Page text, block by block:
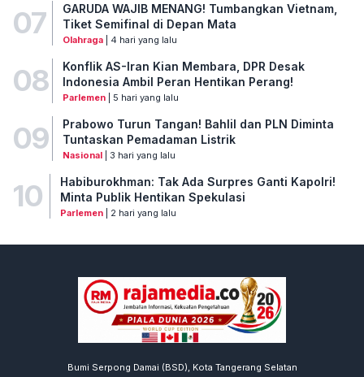
07
GARUDA WAJIB MENANG! Tumbangkan Vietnam,
Tiket Semifinal di Depan Mata
Olahraga| 4 hari yang lalu
08
Konflik AS-Iran Kian Membara, DPR Desak
Indonesia Ambil Peran Hentikan Perang!
Parlemen| 5 hari yang lalu
09
Prabowo Turun Tangan! Bahlil dan PLN Diminta
Tuntaskan Pemadaman Listrik
Nasional| 3 hari yang lalu
10
Habiburokhman: Tak Ada Surpres Ganti Kapolri!
Minta Publik Hentikan Spekulasi
Parlemen| 2 hari yang lalu
Bumi Serpong Damai (BSD), Kota Tangerang Selatan